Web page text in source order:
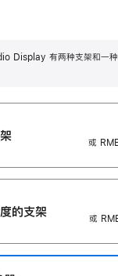
Display 有两种支架和一种
或
的支‍架
或